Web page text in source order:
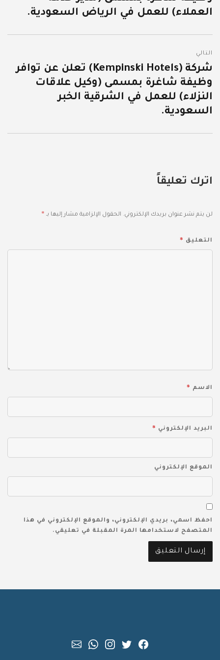
العملاء) للعمل في الرياض السعودية.
التالي
المقالة
التالية:
شركة (Kempinski Hotels) تعلن عن توافر
وظيفة شاغرة بمسمى (وكيل علاقات
النزلاء) للعمل في الشرقية الخبر
السعودية.
اترك تعليقاً
لن يتم نشر عنوان بريدك الإلكتروني. الحقول الإلزامية مشار إليها بـ *
التعليق *
الاسم *
البريد الإلكتروني *
الموقع الإلكتروني
احفظ اسمي، بريدي الإلكتروني، والموقع الإلكتروني في هذا
المتصفح لاستخدامها المرة المقبلة في تعليقي.